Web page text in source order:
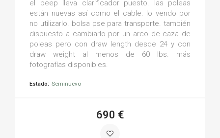
el peep lleva clarificador puesto. las poleas
están nuevas así como el cable. lo vendo por
no utilizarlo. bolsa pse para transporte. también
dispuesto a cambiarlo por un arco de caza de
poleas pero con draw length desde 24 y con
draw weight al menos de 60 lbs. más
fotografías disponibles.
Estado: Seminuevo
690 €